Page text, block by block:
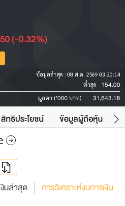
(-0.32%)
ข้อมูลล่าสุด : 08 ส.ค. 2569 03:20:14
ต่ำสุด 154.00
มูลค่า ('000 บาท) 31,643.18
สิทธิประโยชน์ ข้อมูลผู้ถือหุ้น
นล่าสุด การวิเคราะห์งบการเงิน